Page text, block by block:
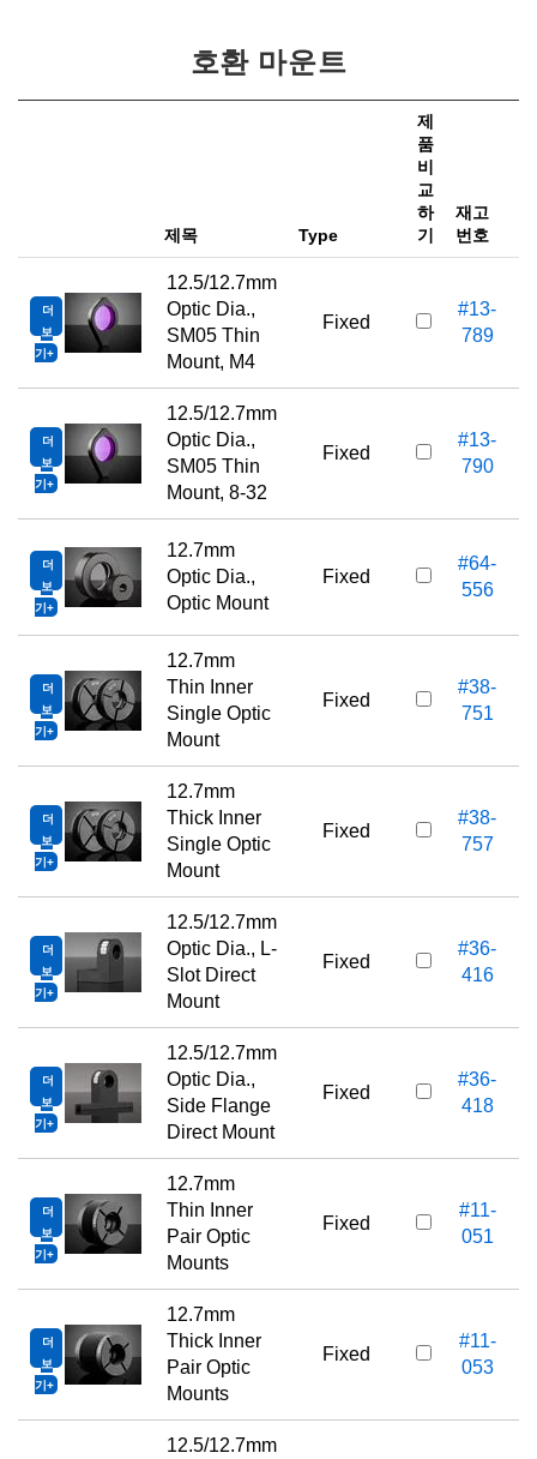
호환 마운트
제목 Type
제
품
비
교
하
기
재고
번호
더
보
기
12.5/12.7mm
Optic Dia.,
SM05 Thin
Mount, M4
Fixed
#13-
789
더
보
기
12.5/12.7mm
Optic Dia.,
SM05 Thin
Mount, 8-32
Fixed
#13-
790
더
보
기
12.7mm
Optic Dia.,
Optic Mount
Fixed
#64-
556
더
보
기
12.7mm
Thin Inner
Single Optic
Mount
Fixed
#38-
751
더
보
기
12.7mm
Thick Inner
Single Optic
Mount
Fixed
#38-
757
더
보
기
12.5/12.7mm
Optic Dia., L-
Slot Direct
Mount
Fixed
#36-
416
더
보
기
12.5/12.7mm
Optic Dia.,
Side Flange
Direct Mount
Fixed
#36-
418
더
보
기
12.7mm
Thin Inner
Pair Optic
Mounts
Fixed
#11-
051
더
보
기
12.7mm
Thick Inner
Pair Optic
Mounts
Fixed
#11-
053
12.5/12.7mm